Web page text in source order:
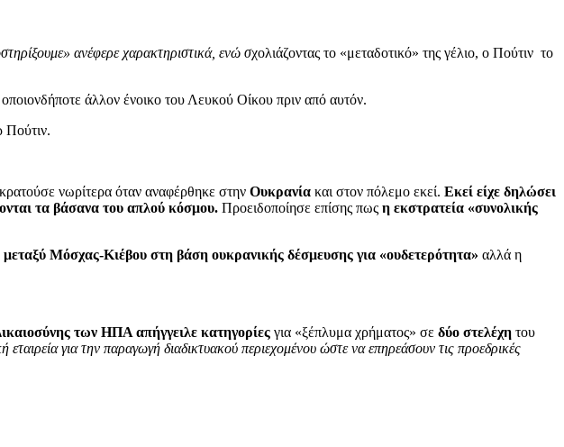
ανέφερε χαρακτηριστικά, ενώ σχολιάζοντας το «μεταδοτικό» της γέλιο, ο Πούτιν το
άλλον ένοικο του Λευκού Οίκου πριν από αυτόν.
Πούτιν.
νωρίτερα όταν αναφέρθηκε στην Ουκρανία και στον πόλεμο εκεί. Εκεί είχε δηλώσει
τα βάσανα του απλού κόσμου. Προειδοποίησε επίσης πως η εκστρατεία «συνολικής
μεταξύ Μόσχας-Κιέβου στη βάση ουκρανικής δέσμευσης για «ουδετερότητα» αλλά η
των ΗΠΑ απήγγειλε κατηγορίες για «ξέπλυμα χρήματος» σε δύο στελέχη του
για την παραγωγή διαδικτυακού περιεχομένου ώστε να επηρεάσουν τις προεδρικές